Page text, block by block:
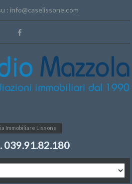
: info@caselissone.com
Immobiliare Lissone
039.91.82.180